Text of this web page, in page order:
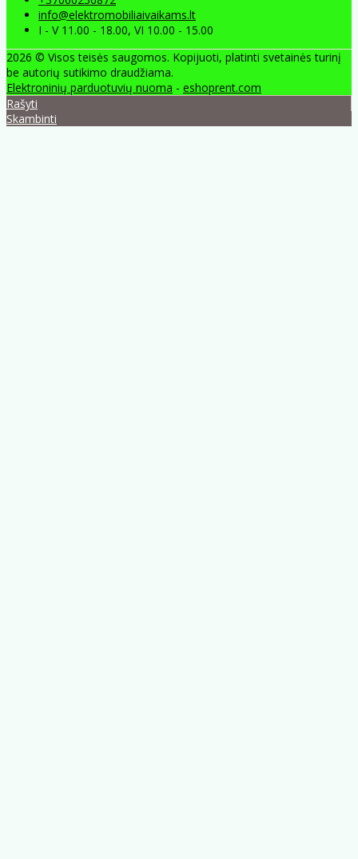
info@elektromobiliaivaikams.lt
I - V 11.00 - 18.00, VI 10.00 - 15.00
2026 © Visos teisės saugomos. Kopijuoti, platinti svetainės turinį
be autorių sutikimo draudžiama.
Elektroninių parduotuvių nuoma - eshoprent.com
Rašyti
Skambinti